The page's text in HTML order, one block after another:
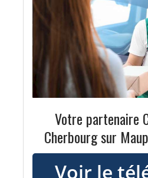
Votre partenaire
Cherbourg sur